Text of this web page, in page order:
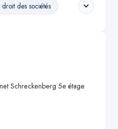
des sociétés
Schreckenberg 5e étage